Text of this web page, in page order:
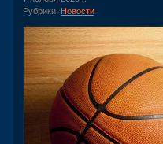
Рубрики: Новости